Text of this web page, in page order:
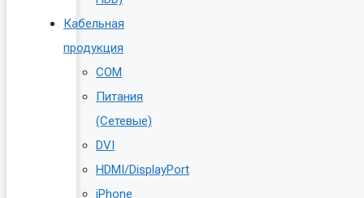
Кабельная
продукция
COM
Питания
(Сетевые)
DVI
HDMI/DisplayPort
iPhone